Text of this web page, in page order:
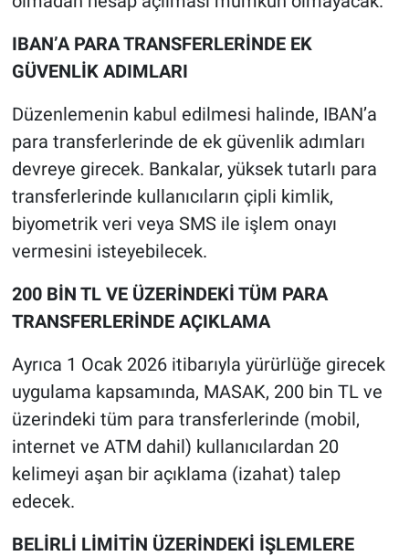
IBAN’A PARA TRANSFERLERİNDE EK
GÜVENLİK ADIMLARI
Düzenlemenin kabul edilmesi halinde, IBAN’a
para transferlerinde de ek güvenlik adımları
devreye girecek. Bankalar, yüksek tutarlı para
transferlerinde kullanıcıların çipli kimlik,
biyometrik veri veya SMS ile işlem onayı
vermesini isteyebilecek.
200 BİN TL VE ÜZERİNDEKİ TÜM PARA
TRANSFERLERİNDE AÇIKLAMA
Ayrıca 1 Ocak 2026 itibarıyla yürürlüğe girecek
uygulama kapsamında, MASAK, 200 bin TL ve
üzerindeki tüm para transferlerinde (mobil,
internet ve ATM dahil) kullanıcılardan 20
kelimeyi aşan bir açıklama (izahat) talep
edecek.
BELİRLİ LİMİTİN ÜZERİNDEKİ İŞLEMLERE